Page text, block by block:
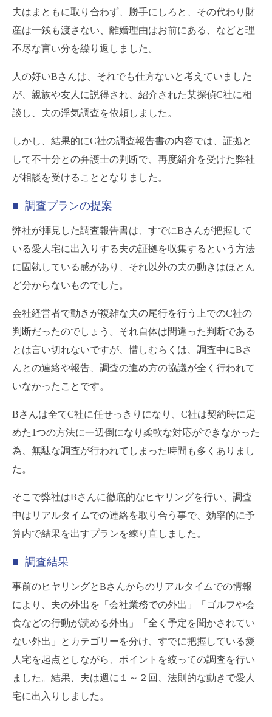
夫はまともに取り合わず、勝手にしろと、その代わり財
産は一銭も渡さない、離婚理由はお前にある、などと理
不尽な言い分を繰り返しました。
人の好いBさんは、それでも仕方ないと考えていました
が、親族や友人に説得され、紹介された某探偵C社に相
談し、夫の浮気調査を依頼しました。
しかし、結果的にC社の調査報告書の内容では、証拠と
して不十分との弁護士の判断で、再度紹介を受けた弊社
が相談を受けることとなりました。
■ 調査プランの提案
弊社が拝見した調査報告書は、すでにBさんが把握して
いる愛人宅に出入りする夫の証拠を収集するという方法
に固執している感があり、それ以外の夫の動きはほとん
ど分からないものでした。
会社経営者で動きが複雑な夫の尾行を行う上でのC社の
判断だったのでしょう。それ自体は間違った判断である
とは言い切れないですが、惜しむらくは、調査中にBさ
んとの連絡や報告、調査の進め方の協議が全く行われて
いなかったことです。
Bさんは全てC社に任せっきりになり、C社は契約時に定
めた1つの方法に一辺倒になり柔軟な対応ができなかった
為、無駄な調査が行われてしまった時間も多くありまし
た。
そこで弊社はBさんに徹底的なヒヤリングを行い、調査
中はリアルタイムでの連絡を取り合う事で、効率的に予
算内で結果を出すプランを練り直しました。
■ 調査結果
事前のヒヤリングとBさんからのリアルタイムでの情報
により、夫の外出を「会社業務での外出」「ゴルフや会
食などの行動が読める外出」「全く予定を聞かされてい
ない外出」とカテゴリーを分け、すでに把握している愛
人宅を起点としながら、ポイントを絞っての調査を行い
ました。結果、夫は週に１～２回、法則的な動きで愛人
宅に出入りしました。